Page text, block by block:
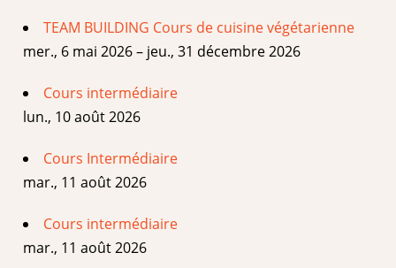
TEAM BUILDING Cours de cuisine végétarienne
mer., 6 mai 2026 – jeu., 31 décembre 2026
Cours intermédiaire
lun., 10 août 2026
Cours Intermédiaire
mar., 11 août 2026
Cours intermédiaire
mar., 11 août 2026